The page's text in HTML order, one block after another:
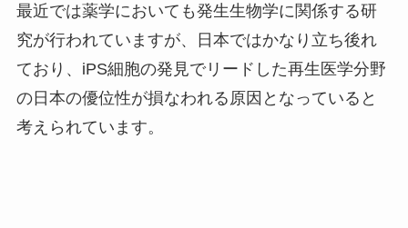
最近では薬学においても発生生物学に関係する研
究が行われていますが、日本ではかなり立ち後れ
ており、iPS細胞の発見でリードした再生医学分野
の日本の優位性が損なわれる原因となっていると
考えられています。